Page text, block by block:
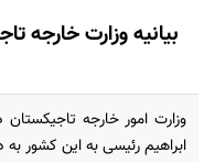
بیانیه وزارت خارجه
وزارت امور خارجه
ابراهیم رئیسی به این کشور